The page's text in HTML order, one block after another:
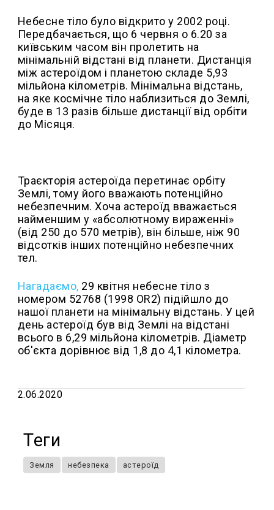
Небесне тіло було відкрито у 2002 році.
Передбачається, що 6 червня о 6.20 за
київським часом він пролетить на
мінімальній відстані від планети. Дистанція
між астероїдом і планетою складе 5,93
мільйона кілометрів. Мінімальна відстань,
на яке космічне тіло наблизиться до Землі,
буде в 13 разів більше дистанції від орбіти
до Місяця.
Траєкторія астероїда перетинає орбіту
Землі, тому його вважають потенційно
небезпечним. Хоча астероїд вважається
найменшим у «абсолютному вираженні»
(від 250 до 570 метрів), він більше, ніж 90
відсотків інших потенційно небезпечних
тел.
Нагадаємо, 29 квітня небесне тіло з
номером 52768 (1998 OR2) підійшло до
нашої планети на мінімальну відстань. У цей
день астероїд був від Землі на відстані
всього в 6,29 мільйона кілометрів. Діаметр
об'єкта дорівнює від 1,8 до 4,1 кілометра.
2.06.2020
Теги
Земля небезпека астероїд